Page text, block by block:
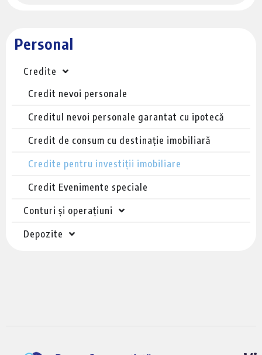
Personal
Credite
Credit nevoi personale
Creditul nevoi personale garantat cu ipotecă
Credit de consum cu destinație imobiliară
Credite pentru investiții imobiliare
Credit Evenimente speciale
Conturi și operațiuni
Depozite